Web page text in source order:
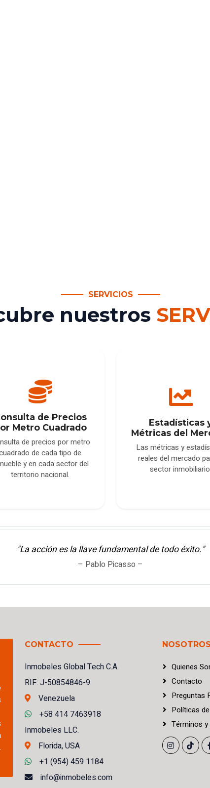
SERVICIOS
nuestros
de Precios
Metro Cuadrado
de precios por metro
de cada tipo de
y en cada sector del
territorio nacional.
Estadísticas
Métricas del
Las métricas y
reales del mercado
sector
"La acción es la llave fundamental de todo éxito."
– Pablo Picasso –
CONTACTO
Inmobeles Global Tech C.A.
RIF: J-50854846-9
Venezuela
+58 414 7463918
Inmobeles LLC.
Florida, USA
+1 (954) 459 1184
info@inmobeles.com
NOSOTROS
Quienes
Contacto
Preguntas
Políticas de
Términos y